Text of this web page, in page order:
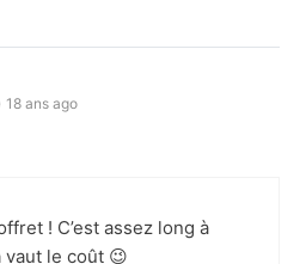
18 ans ago
! C’est assez long à
le coût 😉